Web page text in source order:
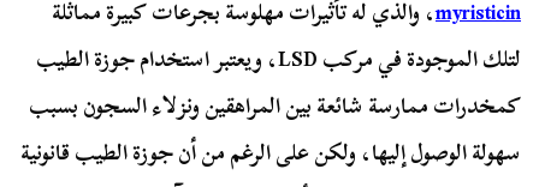
myristicin، والذي له تأثيرات مهلوسة بجرعات كبيرة مماثلة
لتلك الموجودة في مركب LSD، ويعتبر استخدام جوزة الطيب
كمخدرات ممارسة شائعة بين المراهقين ونزلاء السجون بسبب
سهولة الوصول إليها، ولكن على الرغم من أن جوزة الطيب قانونية